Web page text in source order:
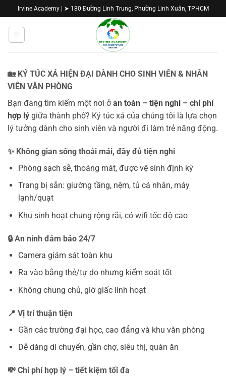
qua
nội
dung
Irvine Academy | ➤ 180 Đường Linh Trung, Phường Linh Xuân, TPHCM
🏡 KÝ TÚC XÁ HIỆN ĐẠI DÀNH CHO SINH VIÊN & NHÂN
VIÊN VĂN PHÒNG
Bạn đang tìm kiếm một nơi ởan toàn – tiện nghi – chi phí
hợp lý giữa thành phố? Ký túc xá của chúng tôi là lựa chọn
lý tưởng dành cho sinh viên và người đi làm trẻ năng động.
✨ Không gian sống thoải mái, đầy đủ tiện nghi
Phòng sạch sẽ, thoáng mát, được vệ sinh định kỳ
Trang bị sẵn: giường tầng, nệm, tủ cá nhân, máy
lạnh/quạt
Khu sinh hoạt chung rộng rãi, có wifi tốc độ cao
🔒 An ninh đảm bảo 24/7
Camera giám sát toàn khu
Ra vào bằng thẻ/tự do nhưng kiểm soát tốt
Không chung chủ, giờ giấc linh hoạt
📍 Vị trí thuận tiện
Gần các trường đại học, cao đẳng và khu văn phòng
Dễ dàng di chuyển, gần chợ, siêu thị, quán ăn
💸 Chi phí hợp lý – tiết kiệm tối đa